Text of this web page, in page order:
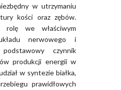
w utrzymaniu
kości oraz zębów.
rolę we właściwym
nerwowego i
czynnik
produkcji energii w
w syntezie białka,
prawidłowych